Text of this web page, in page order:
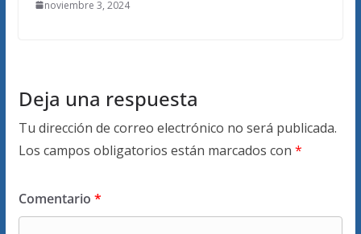
noviembre 3, 2024
Deja una respuesta
Tu dirección de correo electrónico no será publicada.
Los campos obligatorios están marcados con *
Comentario *